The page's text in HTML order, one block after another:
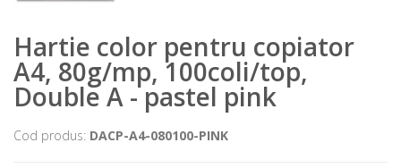
Hartie color pentru copiator
A4, 80g/mp, 100coli/top,
Double A - pastel pink
Cod produs: DACP-A4-080100-PINK